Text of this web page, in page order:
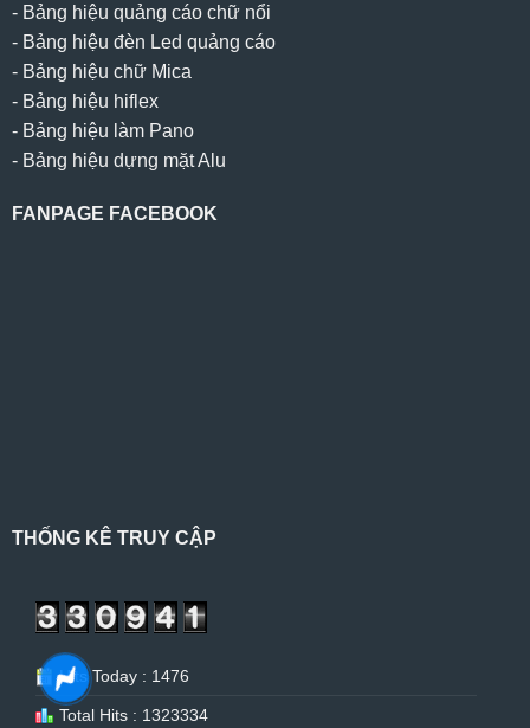
- Bảng hiệu quảng cáo chữ nổi
- Bảng hiệu đèn Led quảng cáo
- Bảng hiệu chữ Mica
- Bảng hiệu hiflex
- Bảng hiệu làm Pano
- Bảng hiệu dựng mặt Alu
FANPAGE FACEBOOK
THỐNG KÊ TRUY CẬP
Hits Today : 1476
Total Hits : 1323334